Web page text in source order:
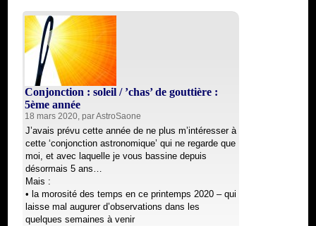
Conjonction : soleil / ’chas’ de gouttière :
5ème année
18 mars 2020, parAstroSaone
J’avais prévu cette année de ne plus m’intéresser à
cette ‘conjonction astronomique’ qui ne regarde que
moi, et avec laquelle je vous bassine depuis
désormais 5 ans…
Mais :
• la morosité des temps en ce printemps 2020 – qui
laisse mal augurer d’observations dans les
quelques semaines à venir